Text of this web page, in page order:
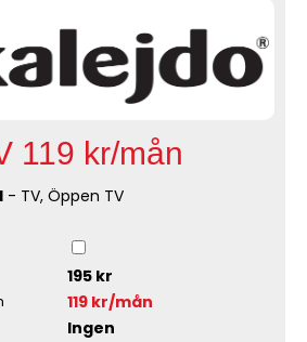
119 kr/mån
- TV, Öppen TV
195 kr
119 kr/mån
Ingen